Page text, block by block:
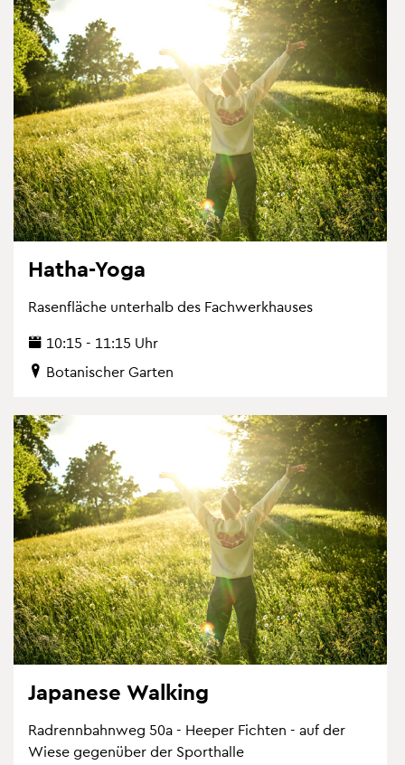
Hatha-Yoga
Ra­sen­flä­che un­ter­halb des Fach­werk­hau­ses
10:15 - 11:15 Uhr
Bo­ta­ni­scher Gar­ten
Ja­pa­ne­se Wal­king
Rad­renn­bahn­weg 50a - Hee­per Fich­ten - auf der
Wiese ge­gen­über der Sport­hal­le